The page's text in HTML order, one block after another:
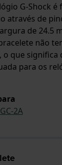
G-Shock é
através de
de 24.5
não
que significa
para os
2A